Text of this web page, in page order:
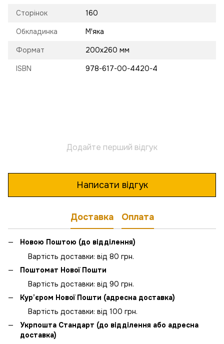
Сторінок 160
Обкладинка М'яка
Формат 200х260 мм
ISBN 978-617-00-4420-4
Додайте перший відгук
Написати відгук
Доставка Оплата
Новою Поштою (до відділення)
Вартість доставки: від 80 грн.
Поштомат Нової Пошти
Вартість доставки: від 90 грн.
Кур’єром Нової Пошти (адресна доставка)
Вартість доставки: від 100 грн.
Укрпошта Стандарт (до відділення або адресна
доставка)